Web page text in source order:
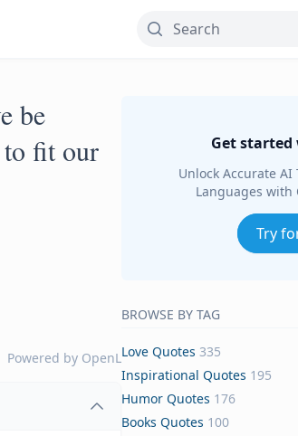
be
to fit our
Powered by OpenL
Get started
Unlock Accurate
Languages with
Try
BROWSE BY TAG
Love Quotes 335
Inspirational Quotes 195
Humor Quotes 176
Books Quotes 100